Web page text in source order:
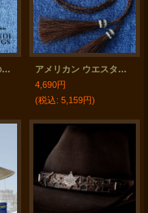
ハット用 あご紐 馬の毛 ホースヘアー スタンピード ストリングス ブラック/Horse Hair Stampede Strings(Black)
アメリカン ウエスタン ホースヘアー 馬毛 スタンピード ストリングス ブラウン（ハット用あごひも）/Horse Hair Stampede Strings
4,690円
(税込: 5,159円)